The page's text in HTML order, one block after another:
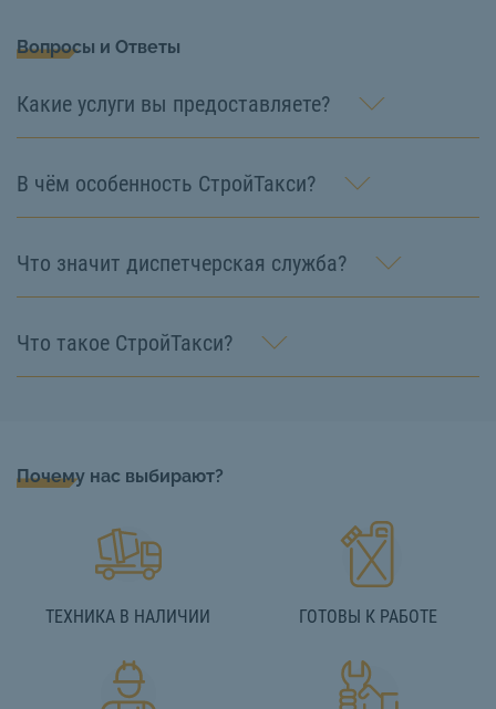
Вопросы и Ответы
Какие услуги вы предоставляете?
В чём особенность СтройТакси?
Что значит диспетчерская служба?
Что такое СтройТакси?
Почему нас выбирают?
ТЕХНИКА В НАЛИЧИИ ГОТОВЫ К РАБОТЕ